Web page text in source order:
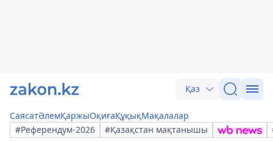
Қаз
СаясатӘлемҚаржыОқиғаҚұқықМақалалар
#Референдум-2026
#Қазақстан мақтанышы